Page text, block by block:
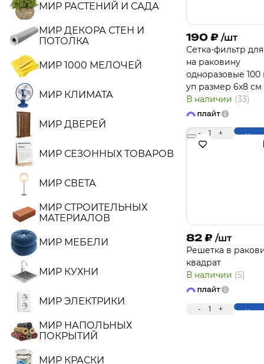
МИР РАСТЕНИЙ И САДА
МИР ДЕКОРА СТЕН И
ПОТОЛКА
МИР 1000 МЕЛОЧЕЙ
МИР КЛИМАТА
МИР ДВЕРЕЙ
МИР СЕЗОННЫХ ТОВАРОВ
МИР СВЕТА
МИР СТРОИТЕЛЬНЫХ
МАТЕРИАЛОВ
МИР МЕБЕЛИ
МИР КУХНИ
МИР ЭЛЕКТРИКИ
МИР НАПОЛЬНЫХ
ПОКРЫТИЙ
МИР КРАСКИ
190 ₽ /шт
Сетка-фильтр
на раковину
одноразовые 100
уп размер 6x8 см
В наличии (33)
- 1 +
82 ₽ /шт
Решетка в
квадрат
В наличии (5)
- 1 +